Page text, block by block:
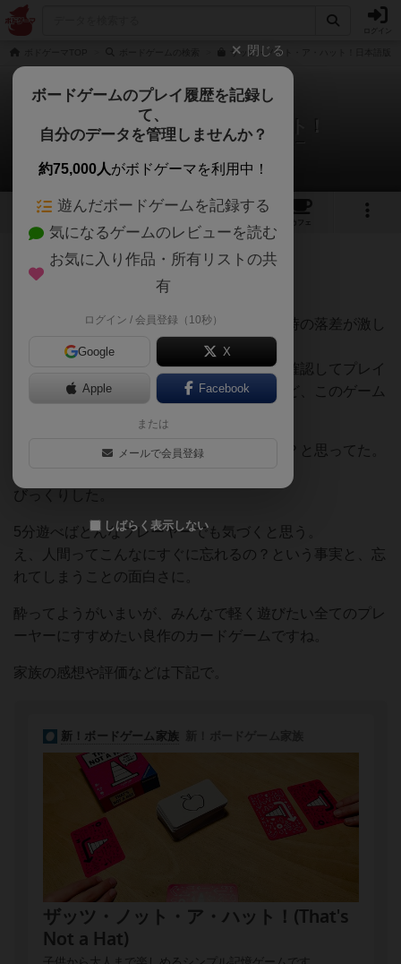
ザッツ・ノット・ア・ハット！日本語版
ザッツ・ノット・ア・ハット！
ヒロ(新！ボードゲーム家族)さんのレビュー
8 1 17
カフェ
421名 1名 0 約1年前
いい意味でルールを聞いた時とプレイした時の落差が激し
いゲーム。
多くのパーティーゲームは事前にルールを確認してプレイ
した時、大体イメージ通りのことが多いけど、このゲーム
こんなシンプルなルールで盛り上がるのか？と思ってた。
びっくりした。
5分遊べばどんなプレーヤーでも気づくと思う。
え、人間ってこんなにすぐに忘れるの？という事実と、忘
れてしまうことの面白さに。
酔ってようがいまいが、みんなで軽く遊びたい全てのプレ
ーヤーにすすめたい良作のカードゲームですね。
家族の感想や評価などは下記で。
閉じる
ボードゲームのプレイ履歴を記録し
て、
自分のデータを管理しませんか？
約75,000人がボドゲーマを利用中！
遊んだボードゲームを記録する
気になるゲームのレビューを読む
お気に入り作品・所有リストの共
有
ログイン / 会員登録（10秒）
Google X
Apple Facebook
または
メールで会員登録
しばらく表示しない